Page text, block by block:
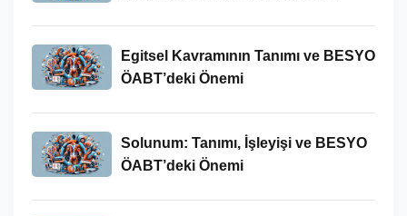
Egitsel Kavramının Tanımı ve BESYO
ÖABT’deki Önemi
Solunum: Tanımı, İşleyişi ve BESYO
ÖABT’deki Önemi